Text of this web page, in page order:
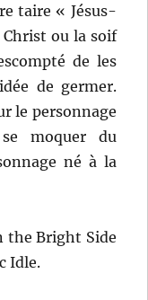
taire « Jésus-
ou la soif
de les
de germer.
le personnage
moquer du
né à la
the Bright Side
Idle.